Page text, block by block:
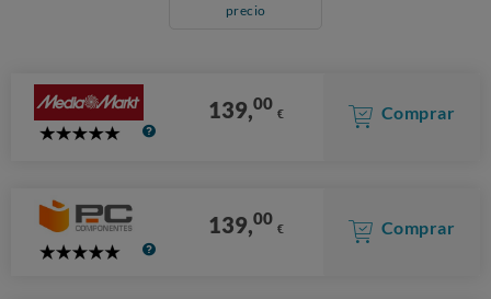
precio
5
139,00 € Comprar
5
139,00 € Comprar